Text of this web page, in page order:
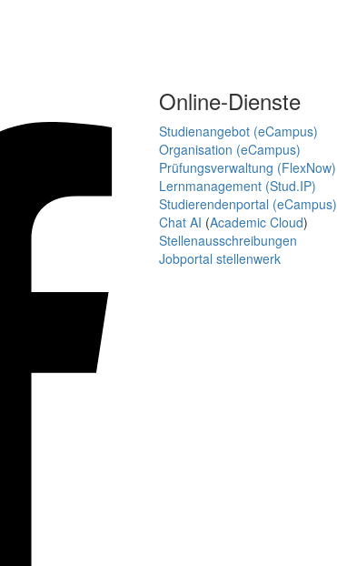
Online-Dienste
Studienangebot (eCampus)
Organisation (eCampus)
Prüfungsverwaltung (FlexNow)
Lernmanagement (Stud.IP)
Studierendenportal (eCampus)
Chat AI (Academic Cloud)
Stellenausschreibungen
Jobportal stellenwerk